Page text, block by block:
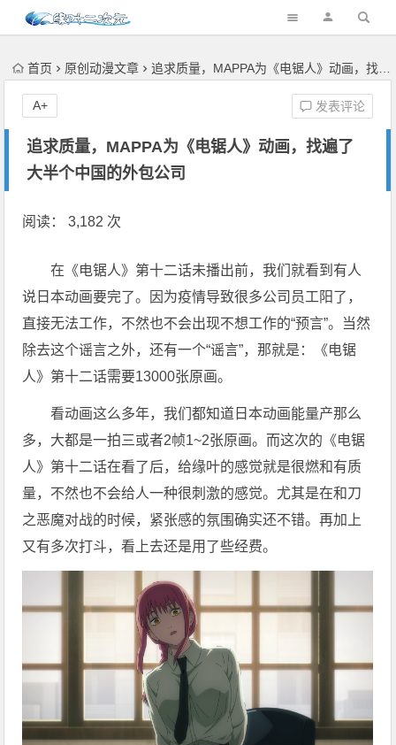
首页 原创动漫文章 追求质量，MAPPA为《电锯人》动画，找遍了大半个中国的外包公司
追求质量，MAPPA为《电锯人》动画，找遍了
大半个中国的外包公司
发表评论
A+
阅读： 3,182 次
在《电锯人》第十二话未播出前，我们就看到有人
说日本动画要完了。因为疫情导致很多公司员工阳了，
直接无法工作，不然也不会出现不想工作的“预言”。当然
除去这个谣言之外，还有一个“谣言”，那就是：《电锯
人》第十二话需要13000张原画。
看动画这么多年，我们都知道日本动画能量产那么
多，大都是一拍三或者2帧1~2张原画。而这次的《电锯
人》第十二话在看了后，给缘叶的感觉就是很燃和有质
量，不然也不会给人一种很刺激的感觉。尤其是在和刀
之恶魔对战的时候，紧张感的氛围确实还不错。再加上
又有多次打斗，看上去还是用了些经费。